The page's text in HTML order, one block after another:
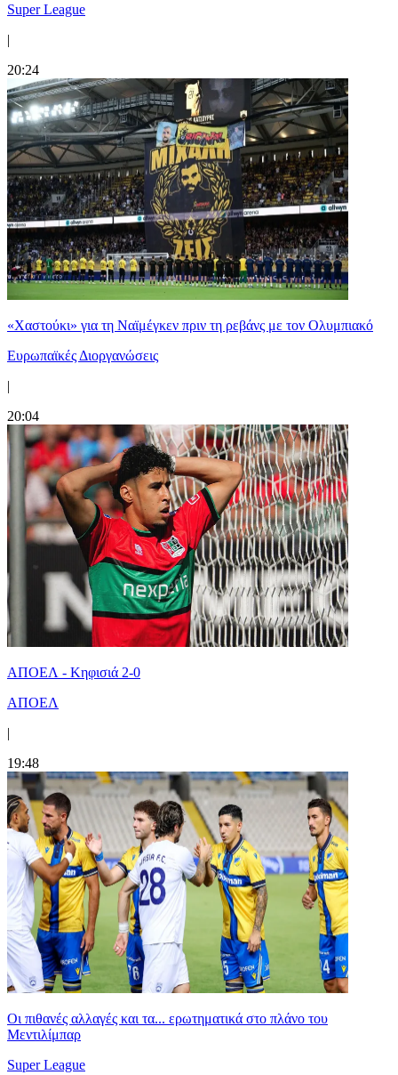
Super League
|
20:24
«Χαστούκι» για τη Ναϊμέγκεν πριν τη ρεβάνς με τον Ολυμπιακό
Ευρωπαϊκές Διοργανώσεις
|
20:04
ΑΠΟΕΛ - Κηφισιά 2-0
ΑΠΟΕΛ
|
19:48
Οι πιθανές αλλαγές και τα... ερωτηματικά στο πλάνο του
Μεντιλίμπαρ
Super League